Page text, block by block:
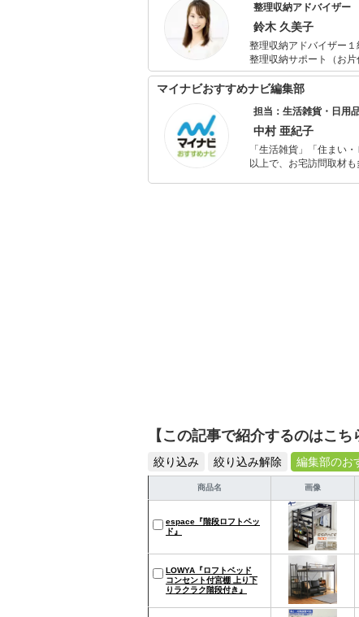
整理収納アドバイザー
鈴木 久美子
整理収納アドバイザー１級
整理収納サポート（お
「暮らしを整え、人生を豊かにする」Classy Life代表
しくする情報を発信。 子どもがいても、狭いマンションでも、スッキリと美しい暮らしを目指してい
マイナビおすすめナビ編集部
担当：生活雑貨・日用
中村 亜紀子
「生活雑貨」「住まい
以上で、お宅訪問取材
【この記事で紹介するのはこち
絞り込み 絞り込み解除 編集部のお
商品名 画像
espace『階段ロフトベッ
ド』
LOWYA『ロフトベッド
コンセント付宮棚 上り下
りラクラク階段付き』